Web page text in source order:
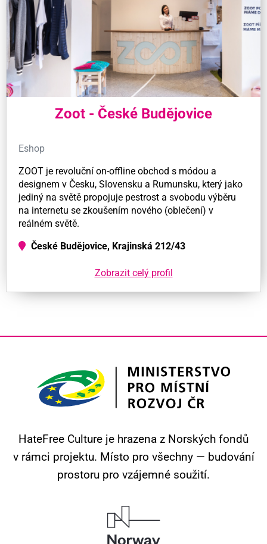
Zoot - České Budějovice
Eshop
ZOOT je revoluční on-offline obchod s módou a
designem v Česku, Slovensku a Rumunsku, který jako
jediný na světě propojuje pestrost a svobodu výběru
na internetu se zkoušením nového (oblečení) v
reálném světě.
České Budějovice, Krajinská 212/43
Zobrazit celý profil
HateFree Culture je hrazena z Norských fondů
v rámci projektu. Místo pro všechny — budování
prostoru pro vzájemné soužití.